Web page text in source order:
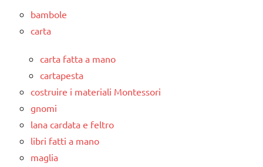
bambole
carta
carta fatta a mano
cartapesta
costruire i materiali Montessori
gnomi
lana cardata e feltro
libri fatti a mano
maglia